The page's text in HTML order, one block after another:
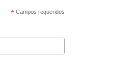
* Campos requeridos